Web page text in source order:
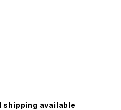
shipping available